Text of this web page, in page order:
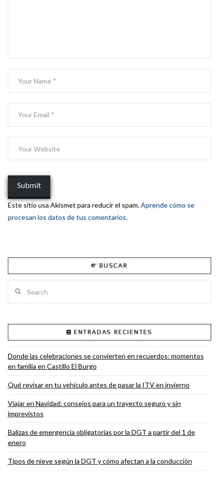
Este sitio usa Akismet para reducir el spam.Aprende cómo se
procesan los datos de tus comentarios.
BUSCAR
ENTRADAS RECIENTES
Donde las celebraciones se convierten en recuerdos: momentos
en familia en Castillo El Burgo
Qué revisar en tu vehículo antes de pasar la ITV en invierno
Viajar en Navidad: consejos para un trayecto seguro y sin
imprevistos
Balizas de emergencia obligatorias por la DGT a partir del 1 de
enero
Tipos de nieve según la DGT y cómo afectan a la conducción